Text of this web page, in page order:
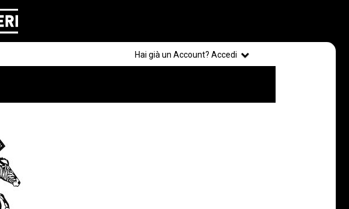
Hai già un Account? Accedi